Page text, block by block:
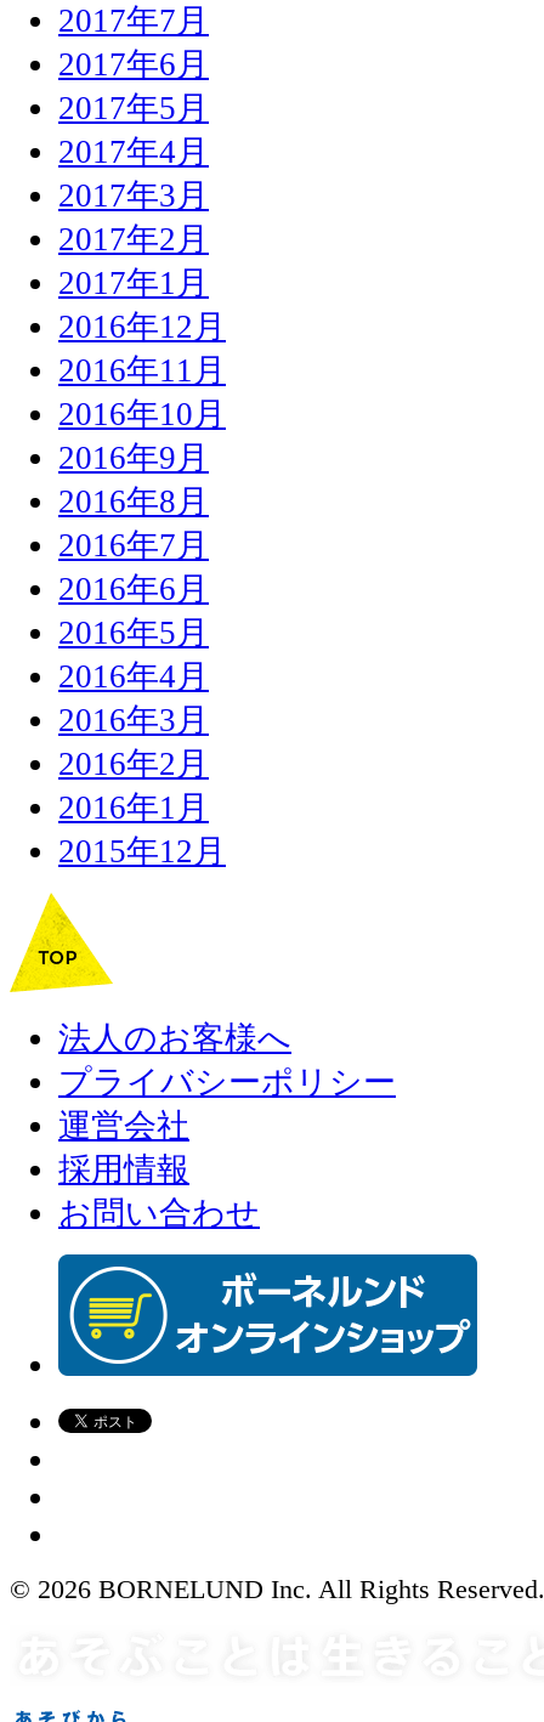
2017年7月
2017年6月
2017年5月
2017年4月
2017年3月
2017年2月
2017年1月
2016年12月
2016年11月
2016年10月
2016年9月
2016年8月
2016年7月
2016年6月
2016年5月
2016年4月
2016年3月
2016年2月
2016年1月
2015年12月
法人のお客様へ
プライバシーポリシー
運営会社
採用情報
お問い合わせ
© 2026 BORNELUND Inc. All Rights Reserved.